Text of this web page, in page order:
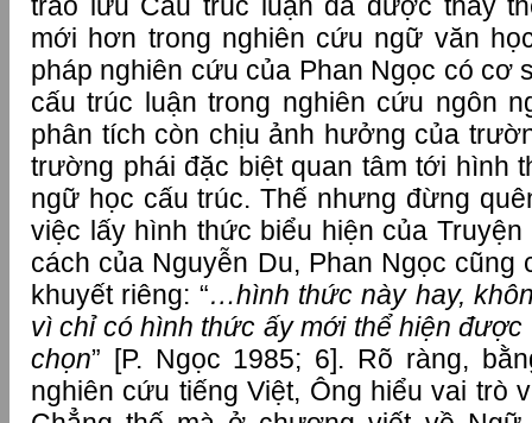
mới hơn trong nghiên cứu ngữ văn
pháp nghiên cứu của Phan Ngọc có cơ
cấu trúc luận trong nghiên cứu ngôn
phân tích còn chịu ảnh hưởng của
trường phái đặc biệt quan tâm tới hình
ngữ học cấu trúc. Thế nhưng đừng
việc lấy hình thức biểu hiện của
cách của Nguyễn Du, Phan Ngọc cũng
khuyết riêng: “…hình thức này hay,
vì chỉ có hình thức ấy mới thể hiện
chọn” [P. Ngọc 1985; 6]. Rõ ràng,
nghiên cứu tiếng Việt, Ông hiểu vai trò